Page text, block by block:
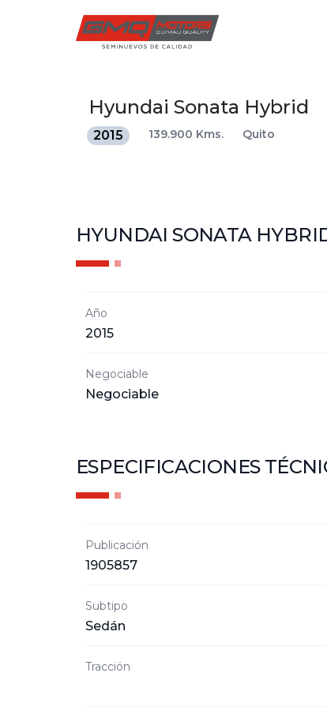
Hyundai Sonata Hybrid
2015 139.900 Kms. Quito
HYUNDAI SONATA
Año
2015
Negociable
Negociable
ESPECIFICACIONES
Publicación
1905857
Subtipo
Sedán
Tracción